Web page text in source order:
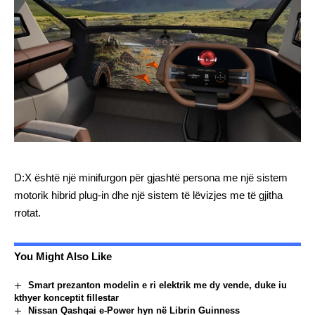
D:X është një minifurgon për gjashtë persona me një sistem
motorik hibrid plug-in dhe një sistem të lëvizjes me të gjitha
rrotat.
You Might Also Like
Smart prezanton modelin e ri elektrik me dy vende, duke iu
kthyer konceptit fillestar
Nissan Qashqai e-Power hyn në Librin Guinness